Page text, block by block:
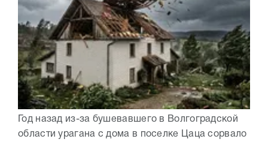
Год назад из-за бушевавшего в Волгоградской
области урагана с дома в поселке Цаца сорвало